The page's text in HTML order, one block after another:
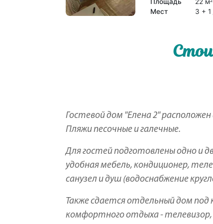
Мест 3 + 1
Гостевой дом "Елена 2"
Пляжи песочные и галечные.
Для гостей подготовлены одно и
удобная мебель, кондиционер,
санузел и душ (водоснабжение
Также сдается отдельный дом под
комфортного отдыха -